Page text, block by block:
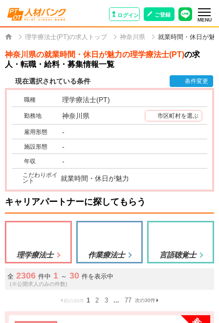
ログイン ご登録
MENU
理学療法士(PT)の求人トップ 神奈川県 就業時間・休日が魅
神奈川県の就業時間・休日が魅力の理学療法士(PT)の求
人・転職・給料・募集情報一覧
現在選択されている条件 条件変更
職種 理学療法士(PT)
勤務地 神奈川県 市区町村を選ぶ
雇用形態 -
施設形態 -
年収 -
こだわりポイ
ント
就業時間・休日が魅力
キャリアパートナーに探してもらう
理学療法士 作業療法士 言語聴覚士
全 2306 件中 1 ～ 30 件を表示中
(※公開求人のみの件数)
前の30件 1 2 3 ... 77 次の30件